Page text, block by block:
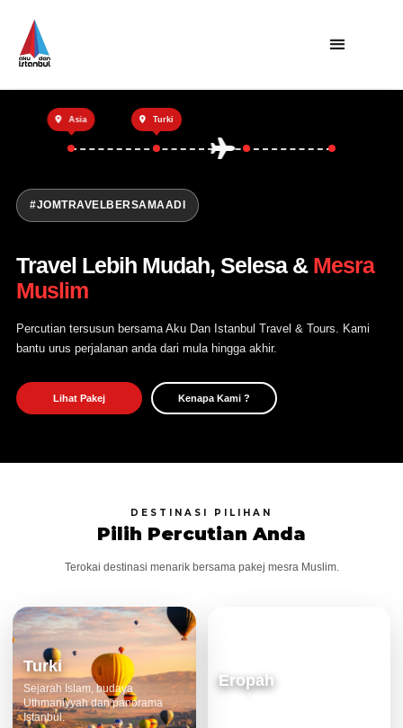
Utama
Private Trip
Open Trip
Tentang Kami
Hubungi Kami
Asia Turki
#JOMTRAVELBERSAMAADI
Travel Lebih Mudah, Selesa & Mesra
Muslim
Percutian tersusun bersama Aku Dan Istanbul Travel & Tours. Kami
bantu urus perjalanan anda dari mula hingga akhir.
Lihat Pakej Kenapa Kami ?
DESTINASI PILIHAN
Pilih Percutian Anda
Terokai destinasi menarik bersama pakej mesra Muslim.
Turki
Sejarah Islam, budaya
Uthmaniyyah dan panorama
Istanbul.
Eropah